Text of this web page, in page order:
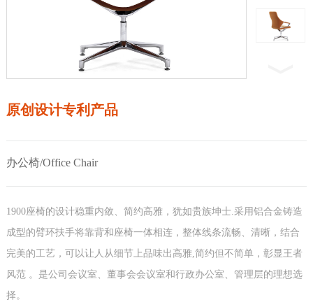
原创设计专利产品
办公椅/Office Chair
1900座椅的设计稳重内敛、简约高雅，犹如贵族坤士.采用铝合金铸造
成型的臂环扶手将靠背和座椅一体相连，整体线条流畅、清晰，结合
完美的工艺，可以让人从细节上品味出高雅,简约但不简单，彰显王者
风范 。是公司会议室、董事会会议室和行政办公室、管理层的理想选
择。